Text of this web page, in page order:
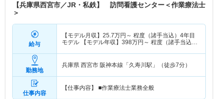
【兵庫県西宮市／JR・私鉄】 訪問看護センター＜作業療法士
＞
給与
【モデル月収】 25.7万円～ 程度（諸手当込）4年目
モデル 【モデル年収】 398万円～ 程度（諸手当込）
勤務地
兵庫県 西宮市 阪神本線「久寿川駅」（徒歩7分）
仕事内容
【仕事内容】 ■作業療法士業務全般